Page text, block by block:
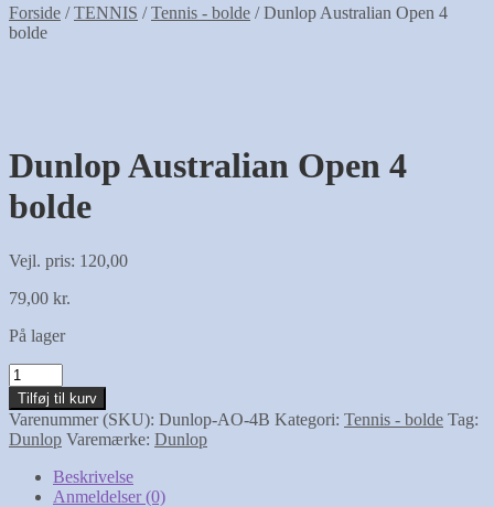
Forside /TENNIS /Tennis - bolde /Dunlop Australian Open 4
bolde
Dunlop Australian Open 4
bolde
Vejl. pris: 120,00
79,00 kr.
På lager
Dunlop
Australian
Open
4
bolde
antal
Tilføj til kurv
Varenummer (SKU): Dunlop-AO-4B Kategori: Tennis - bolde Tag:
Dunlop Varemærke: Dunlop
Beskrivelse
Anmeldelser (0)